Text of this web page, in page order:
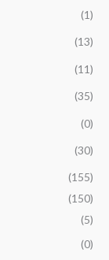
(1)
(13)
(11)
(35)
(0)
(30)
(155)
(150)
(5)
(0)